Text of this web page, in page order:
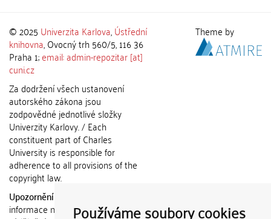
Používáme soubory cookies
© 2025 Univerzita Karlova,Ústřední
knihovna, Ovocný trh 560/5, 116 36
Praha 1;email: admin-repozitar [at]
cuni.cz
Za dodržení všech ustanovení
autorského zákona jsou
zodpovědné jednotlivé složky
Univerzity Karlovy. / Each
constituent part of Charles
University is responsible for
adherence to all provisions of the
copyright law.
Upozornění / Notice:
informace nemohou být použity k
Theme by